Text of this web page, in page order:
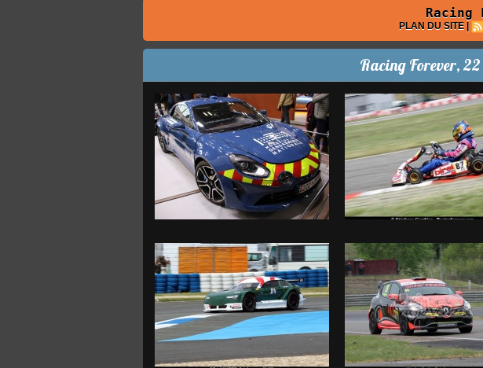
Racing
PLAN DU SITE |
Racing Forever, 22